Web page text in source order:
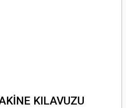
KILAVUZU